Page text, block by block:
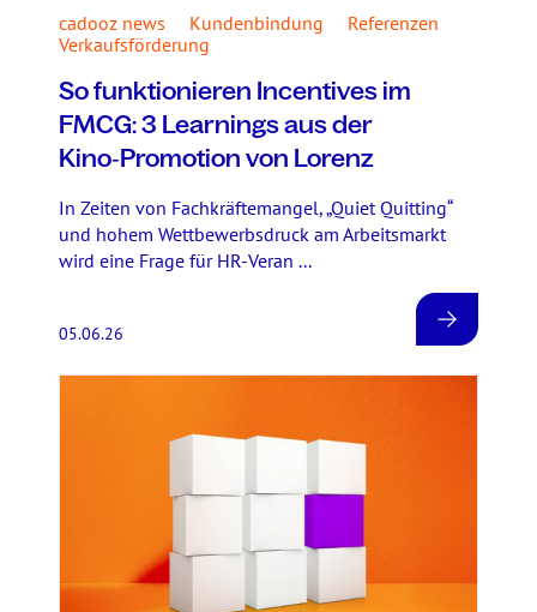
cadooz news Kundenbindung
Referenzen
Verkaufsförderung
So funktionieren Incentives im
FMCG: 3 Learnings aus der
Kino‑Promotion von Lorenz
In Zeiten von Fachkräftemangel, „Quiet Quitting“
und hohem Wettbewerbsdruck am Arbeitsmarkt
wird eine Frage für HR-Veran ...
05.06.26